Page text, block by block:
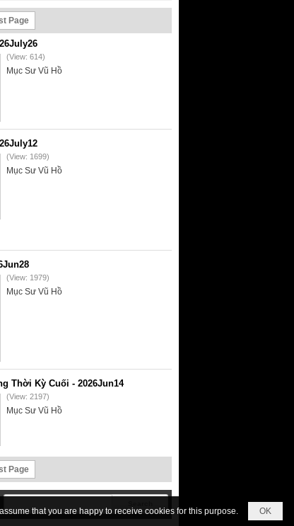
Page
(View: 614)
Mục Sư Vũ Hồ
(View: 1699)
Mục Sư Vũ Hồ
(View: 1979)
Mục Sư Vũ Hồ
Thời Kỳ Cuối - 2026Jun14
(View: 2197)
Mục Sư Vũ Hồ
Page
OK
that you are happy to receive cookies for this purpose.